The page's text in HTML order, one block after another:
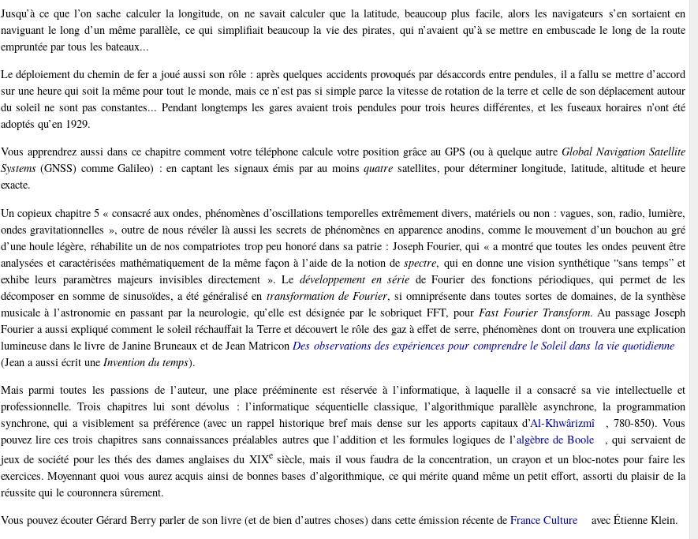
Jusqu’à ce que l’on sache calculer la longitude, on ne savait calculer que la latitude, beaucoup plus facile, alors les navigateurs s’en sortaient en
naviguant le long d’un même parallèle, ce qui simplifiait beaucoup la vie des pirates, qui n’avaient qu’à se mettre en embuscade le long de la route
empruntée par tous les bateaux...
Le déploiement du chemin de fer a joué aussi son rôle : après quelques accidents provoqués par désaccords entre pendules, il a fallu se mettre d’accord
sur une heure qui soit la même pour tout le monde, mais ce n’est pas si simple parce la vitesse de rotation de la terre et celle de son déplacement autour
du soleil ne sont pas constantes... Pendant longtemps les gares avaient trois pendules pour trois heures différentes, et les fuseaux horaires n’ont été
adoptés qu’en 1929.
Vous apprendrez aussi dans ce chapitre comment votre téléphone calcule votre position grâce au GPS (ou à quelque autre Global Navigation Satellite
Systems(GNSS) comme Galileo) : en captant les signaux émis par au moinsquatre satellites, pour déterminer longitude, latitude, altitude et heure
exacte.
Un copieux chapitre 5 « consacré aux ondes, phénomènes d’oscillations temporelles extrêmement divers, matériels ou non : vagues, son, radio, lumière,
ondes gravitationnelles », outre de nous révéler là aussi les secrets de phénomènes en apparence anodins, comme le mouvement d’un bouchon au gré
d’une houle légère, réhabilite un de nos compatriotes trop peu honoré dans sa patrie : Joseph Fourier, qui « a montré que toutes les ondes peuvent être
analysées et caractérisées mathématiquement de la même façon à l’aide de la notion despectre, qui en donne une vision synthétique “sans temps” et
exhibe leurs paramètres majeurs invisibles directement ». Le développement en série de Fourier des fonctions périodiques, qui permet de les
décomposer en somme de sinusoïdes, a été généralisé en transformation de Fourier, si omniprésente dans toutes sortes de domaines, de la synthèse
musicale à l’astronomie en passant par la neurologie, qu’elle est désignée par le sobriquet FFT, pour Fast Fourier Transform. Au passage Joseph
Fourier a aussi expliqué comment le soleil réchauffait la Terre et découvert le rôle des gaz à effet de serre, phénomènes dont on trouvera une explication
lumineuse dans le livre de Janine Bruneaux et de Jean Matricon Des observations des expériences pour comprendre le Soleil dans la vie quotidienne
(Jean a aussi écrit une Invention du temps).
Mais parmi toutes les passions de l’auteur, une place prééminente est réservée à l’informatique, à laquelle il a consacré sa vie intellectuelle et
professionnelle. Trois chapitres lui sont dévolus : l’informatique séquentielle classique, l’algorithmique parallèle asynchrone, la programmation
synchrone, qui a visiblement sa préférence (avec un rappel historique bref mais dense sur les apports capitaux d’Al-Khwârizmî
, 780-850). Vous
pouvez lire ces trois chapitres sans connaissances préalables autres que l’addition et les formules logiques de l’algèbre de Boole
, qui servaient de
jeux de société pour les thés des dames anglaises du XIXesiècle, mais il vous faudra de la concentration, un crayon et un bloc-notes pour faire les
exercices. Moyennant quoi vous aurez acquis ainsi de bonnes bases d’algorithmique, ce qui mérite quand même un petit effort, assorti du plaisir de la
réussite qui le couronnera sûrement.
Vous pouvez écouter Gérard Berry parler de son livre (et de bien d’autres choses) dans cette émission récente de France Culture
avec Étienne Klein.